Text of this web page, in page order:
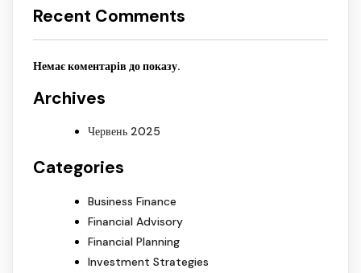
Recent Comments
Немає коментарів до показу.
Archives
Червень 2025
Categories
Business Finance
Financial Advisory
Financial Planning
Investment Strategies